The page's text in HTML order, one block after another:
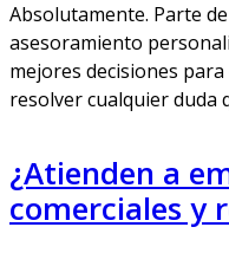
Absolutamente. Parte
asesoramiento
mejores decisiones
resolver cualquier duda
¿Atienden a
comerciales y